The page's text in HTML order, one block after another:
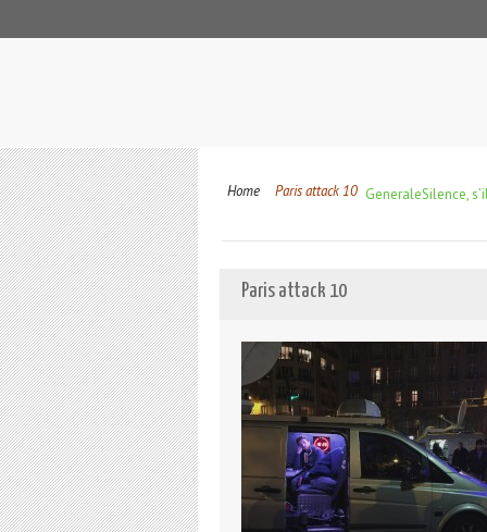
Home GeneraleSilence,
Paris attack 10
Paris attack 10